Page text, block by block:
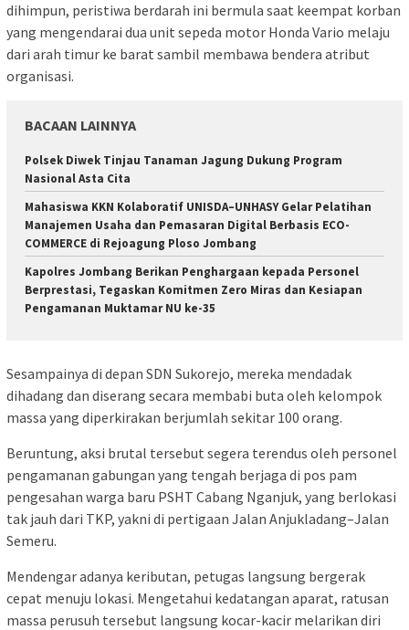
dihimpun, peristiwa berdarah ini bermula saat keempat korban
yang mengendarai dua unit sepeda motor Honda Vario melaju
dari arah timur ke barat sambil membawa bendera atribut
organisasi.
BACAAN LAINNYA
Polsek Diwek Tinjau Tanaman Jagung Dukung Program
Nasional Asta Cita
Mahasiswa KKN Kolaboratif UNISDA–UNHASY Gelar Pelatihan
Manajemen Usaha dan Pemasaran Digital Berbasis ECO-
COMMERCE di Rejoagung Ploso Jombang
Kapolres Jombang Berikan Penghargaan kepada Personel
Berprestasi, Tegaskan Komitmen Zero Miras dan Kesiapan
Pengamanan Muktamar NU ke-35
Sesampainya di depan SDN Sukorejo, mereka mendadak
dihadang dan diserang secara membabi buta oleh kelompok
massa yang diperkirakan berjumlah sekitar 100 orang.
​Beruntung, aksi brutal tersebut segera terendus oleh personel
pengamanan gabungan yang tengah berjaga di pos pam
pengesahan warga baru PSHT Cabang Nganjuk, yang berlokasi
tak jauh dari TKP, yakni di pertigaan Jalan Anjukladang–Jalan
Semeru.
​Mendengar adanya keributan, petugas langsung bergerak
cepat menuju lokasi. Mengetahui kedatangan aparat, ratusan
massa perusuh tersebut langsung kocar-kacir melarikan diri